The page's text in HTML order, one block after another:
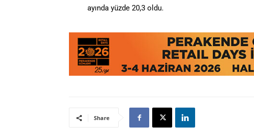
ayında yüzde 20,3 oldu.
Share